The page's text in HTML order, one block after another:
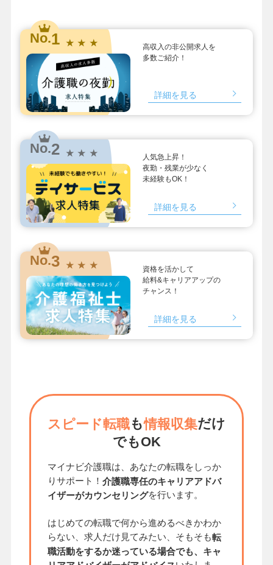
No.1 ★ ★ ★
高収入の非公開求人を
多数ご紹介！
詳細を見る
No.2 ★ ★ ★
人気急上昇！
夜勤・残業が少なく
未経験もOK！
詳細を見る
No.3 ★ ★ ★
資格を活かして
給料&キャリアアップの
チャンス！
詳細を見る
スピード転職も情報収集だけ
でもOK
マイナビ介護職は、あなたの転職をしっか
りサポート！ 介護職専任のキャリアアドバ
イザーがカウンセリングを行います。
はじめての転職で何から進めるべきかわか
らない、求人だけ見てみたい、そもそも転
職活動をするか迷っている場合でも、キャ